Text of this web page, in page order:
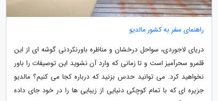
راهنمای سفر به کشور مالدیو
دریای لاجوردی، سواحل درخشان و مناظره باورنکردنی گوشه ای از این
قلمرو سحرآمیز است و تا زمانی که وارد آن نشوید این توصیفات را باور
نخواهید کرد. می توانید حدس بزنید که درباره کجا می کنیم؟ مالدیو
جزیره ای که با تمام کوچکی دنیایی از زیبایی ها را در خود جای داده